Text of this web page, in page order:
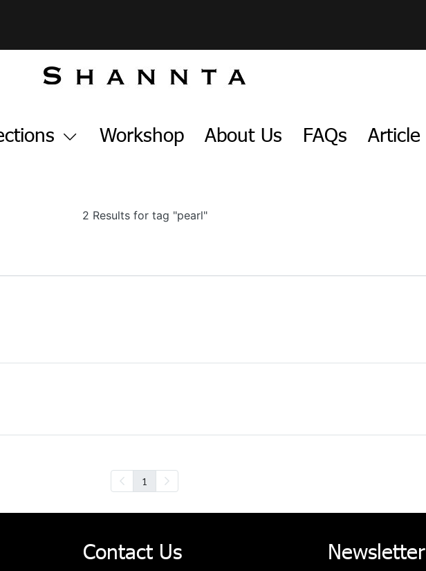
Workshop About Us FAQs Article
2 Results for tag "pearl"
1
Contact Us Newsletter